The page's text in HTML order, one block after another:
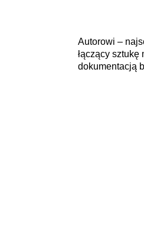
Autorowi –
łączący
dokumentacją